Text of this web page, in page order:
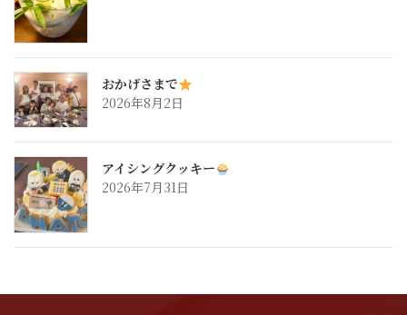
おかげさまで
2026年8月2日
アイシングクッキー
2026年7月31日